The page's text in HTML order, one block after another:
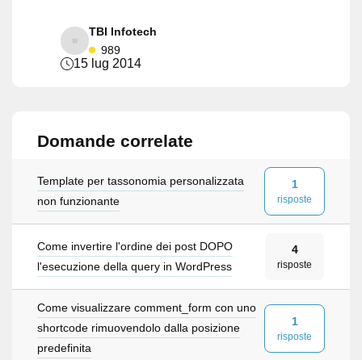
TBI Infotech
989
15 lug 2014
Domande correlate
Template per tassonomia personalizzata
non funzionante
1
risposte
Come invertire l'ordine dei post DOPO
l'esecuzione della query in WordPress
4
risposte
Come visualizzare comment_form con uno
shortcode rimuovendolo dalla posizione
predefinita
1
risposte